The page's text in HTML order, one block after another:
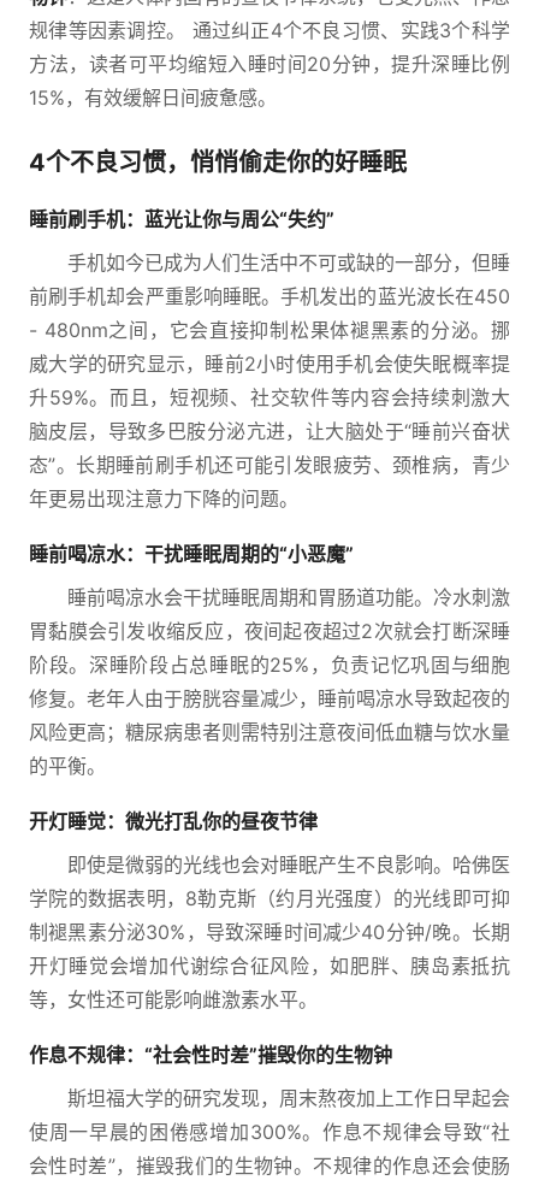
规律等因素调控。 通过纠正4个不良习惯、实践3个科学
方法，读者可平均缩短入睡时间20分钟，提升深睡比例
15%，有效缓解日间疲惫感。
4个不良习惯，悄悄偷走你的好睡眠
睡前刷手机：蓝光让你与周公“失约”
手机如今已成为人们生活中不可或缺的一部分，但睡
前刷手机却会严重影响睡眠。手机发出的蓝光波长在450
- 480nm之间，它会直接抑制松果体褪黑素的分泌。挪
威大学的研究显示，睡前2小时使用手机会使失眠概率提
升59%。而且，短视频、社交软件等内容会持续刺激大
脑皮层，导致多巴胺分泌亢进，让大脑处于“睡前兴奋状
态”。长期睡前刷手机还可能引发眼疲劳、颈椎病，青少
年更易出现注意力下降的问题。
睡前喝凉水：干扰睡眠周期的“小恶魔”
睡前喝凉水会干扰睡眠周期和胃肠道功能。冷水刺激
胃黏膜会引发收缩反应，夜间起夜超过2次就会打断深睡
阶段。深睡阶段占总睡眠的25%，负责记忆巩固与细胞
修复。老年人由于膀胱容量减少，睡前喝凉水导致起夜的
风险更高；糖尿病患者则需特别注意夜间低血糖与饮水量
的平衡。
开灯睡觉：微光打乱你的昼夜节律
即使是微弱的光线也会对睡眠产生不良影响。哈佛医
学院的数据表明，8勒克斯（约月光强度）的光线即可抑
制褪黑素分泌30%，导致深睡时间减少40分钟/晚。长期
开灯睡觉会增加代谢综合征风险，如肥胖、胰岛素抵抗
等，女性还可能影响雌激素水平。
作息不规律：“社会性时差”摧毁你的生物钟
斯坦福大学的研究发现，周末熬夜加上工作日早起会
使周一早晨的困倦感增加300%。作息不规律会导致“社
会性时差”，摧毁我们的生物钟。不规律的作息还会使肠